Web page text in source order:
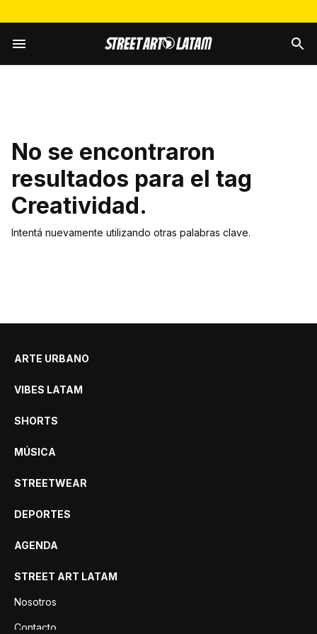
No se encontraron
resultados para el tag
Creatividad.
Intentá nuevamente utilizando otras palabras clave.
ARTE URBANO
VIBES LATAM
SHORTS
MÚSICA
STREETWEAR
DEPORTES
AGENDA
STREET ART LATAM
Nosotros
Contacto